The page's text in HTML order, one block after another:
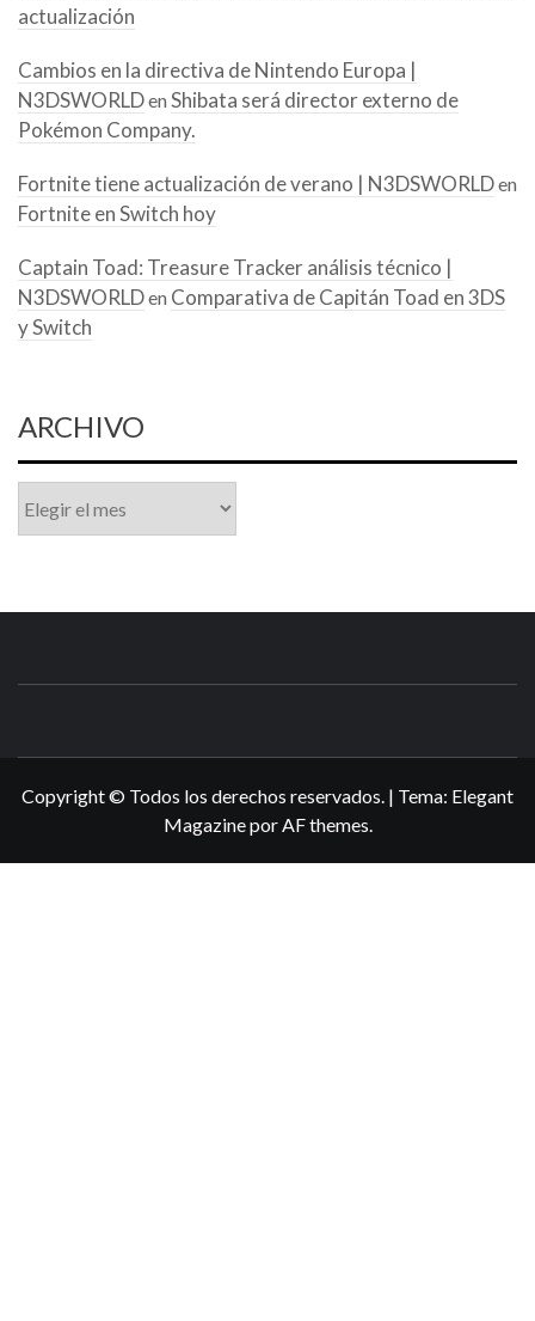
actualización
Cambios en la directiva de Nintendo Europa |
N3DSWORLDen Shibata será director externo de
Pokémon Company.
Fortnite tiene actualización de verano | N3DSWORLDen
Fortnite en Switch hoy
Captain Toad: Treasure Tracker análisis técnico |
N3DSWORLDen Comparativa de Capitán Toad en 3DS
y Switch
ARCHIVO
Copyright © Todos los derechos reservados. | Tema: Elegant
MagazineporAF themes.